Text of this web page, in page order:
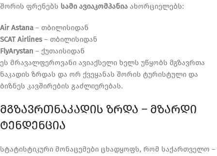
შორის ფრენებს სამი ავიაკომპანია ახორციელებს:
Air Astana – თბილისიდან
SCAT Airlines – თბილისიდან
FlyArystan – ქუთაისიდან
ეს მრავალფეროვანი ავიაქსელი ხელს უწყობს მგზავრთა
ნაკადის ზრდას და ორ ქვეყანას შორის ტურისტული და
ბიზნეს კავშირების გაძლიერებას.
ᲛᲒᲖᲐᲕᲠᲗᲜᲐᲙᲐᲓᲘᲡ ᲖᲠᲓᲐ – ᲛᲖᲐᲠᲓᲘ
ᲢᲔᲜᲓᲔᲜᲪᲘᲐ
სტატისტიკური მონაცემები ცხადყოფს, რომ საქართველო –